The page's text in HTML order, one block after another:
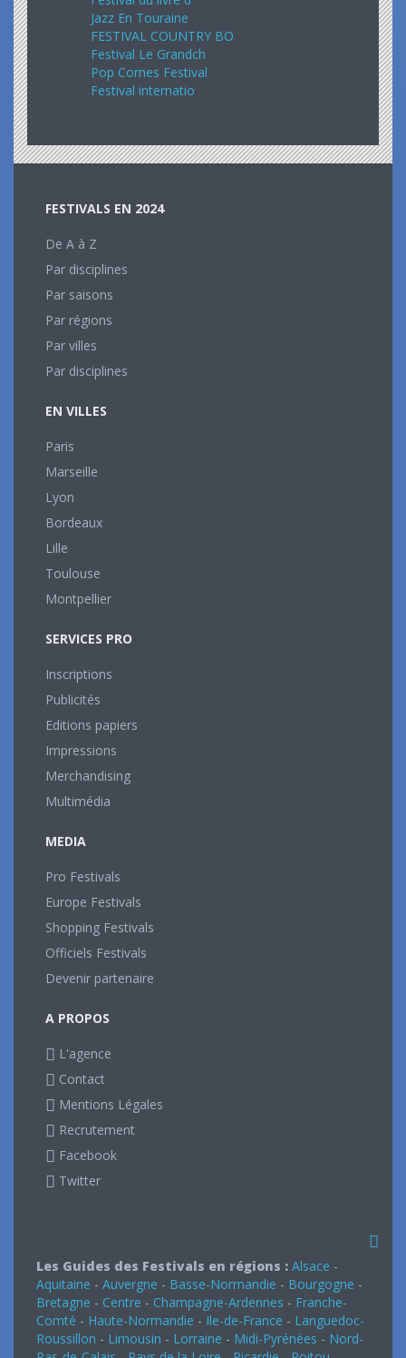
Jazz En Touraine
FESTIVAL COUNTRY BO
Festival Le Grandch
Pop Cornes Festival
Festival internatio
FESTIVALS EN 2024
De A à Z
Par disciplines
Par saisons
Par régions
Par villes
Par disciplines
EN VILLES
Paris
Marseille
Lyon
Bordeaux
Lille
Toulouse
Montpellier
SERVICES PRO
Inscriptions
Publicités
Editions papiers
Impressions
Merchandising
Multimédia
MEDIA
Pro Festivals
Europe Festivals
Shopping Festivals
Officiels Festivals
Devenir partenaire
A PROPOS
L'agence
Contact
Mentions Légales
Recrutement
Facebook
Twitter
Les Guides des Festivals en régions : Alsace -
Aquitaine - Auvergne - Basse-Normandie - Bourgogne -
Bretagne - Centre - Champagne-Ardennes - Franche-
Comté - Haute-Normandie - Ile-de-France - Languedoc-
Roussillon - Limousin - Lorraine - Midi-Pyrénées - Nord-